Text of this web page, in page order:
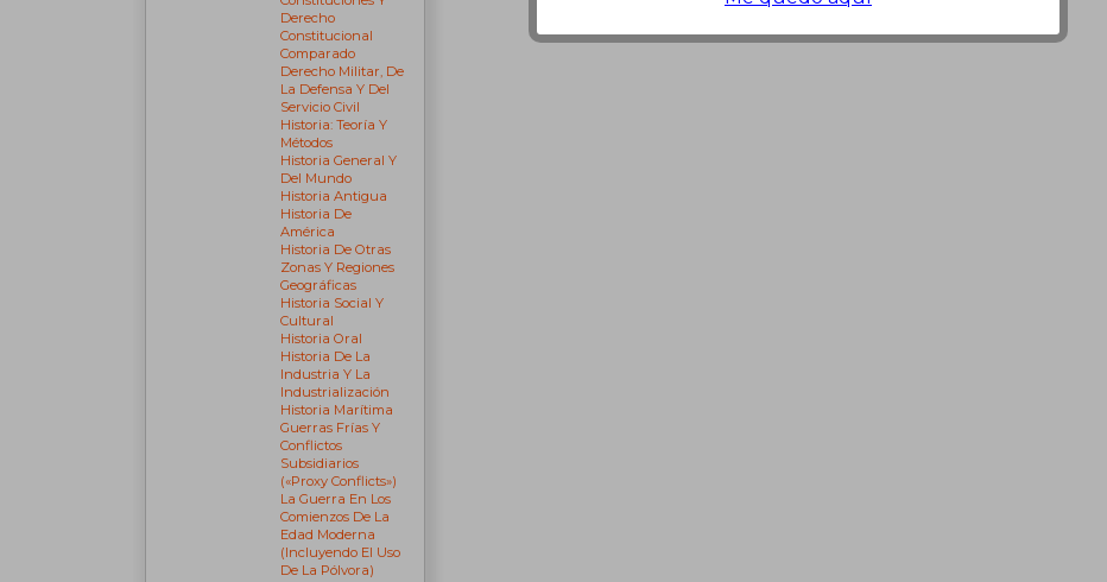
Derecho
Constitucional
Comparado
Derecho Militar, De
La Defensa Y Del
Servicio Civil
Historia: Teoría Y
Métodos
Historia General Y
Del Mundo
Historia Antigua
Historia De
América
Historia De Otras
Zonas Y Regiones
Geográficas
Historia Social Y
Cultural
Historia Oral
Historia De La
Industria Y La
Industrialización
Historia Marítima
Guerras Frías Y
Conflictos
Subsidiarios
(«proxy Conflicts»)
La Guerra En Los
Comienzos De La
Edad Moderna
(incluyendo El Uso
De La Pólvora)